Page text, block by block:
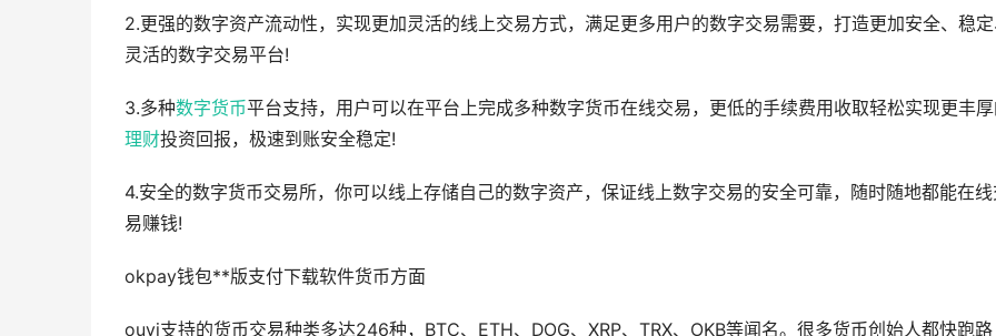
2.更强的数字资产流动性，实现更加灵活的线上交易方式，满足更多用户的数字交易需要，打造更加安全、稳
灵活的数字交易平台!
3.多种数字货币平台支持，用户可以在平台上完成多种数字货币在线交易，更低的手续费用收取轻松实现更丰
理财投资回报，极速到账安全稳定!
4.安全的数字货币交易所，你可以线上存储自己的数字资产，保证线上数字交易的安全可靠，随时随地都能在
易赚钱!
okpay钱包**版支付下载软件货币方面
ouyi支持的货币交易种类多达246种，BTC、ETH、DOG、XRP、TRX、OKB等闻名。很多货币创始人都快跑路